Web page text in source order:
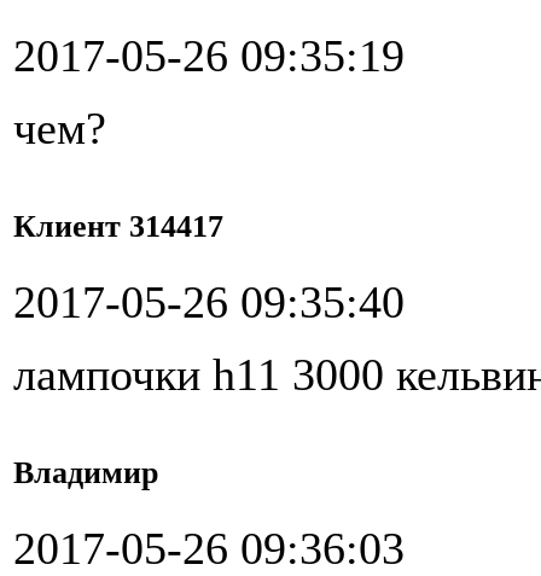
2017-05-26 09:35:19
чем?
Клиент 314417
2017-05-26 09:35:40
лампочки h11 3000
Владимир
2017-05-26 09:36:03